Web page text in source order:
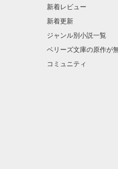
新着レビュー
新着更新
ジャンル別小説一覧
ベリーズ文庫の原作が
コミュニティ